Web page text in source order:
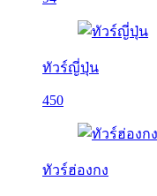
ทัวร์ญี่ปุ่น
450
ทัวร์ฮ่องกง